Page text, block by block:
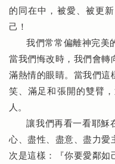
的同在中，被愛、被更
己！
我們常常偏離神完美
當我們悔改時，我們會轉
滿熱情的眼睛。當我們這
笑、滿足和張開的雙臂
人。
讓我們再看一看耶穌
心、盡性、盡意、盡力
次是這樣：『你要愛鄰如